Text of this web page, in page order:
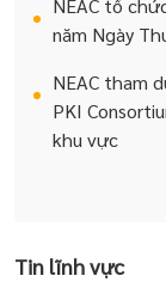
NEAC tổ
năm Ngày
NEAC tham
PKI
khu vực
Tin lĩnh vực